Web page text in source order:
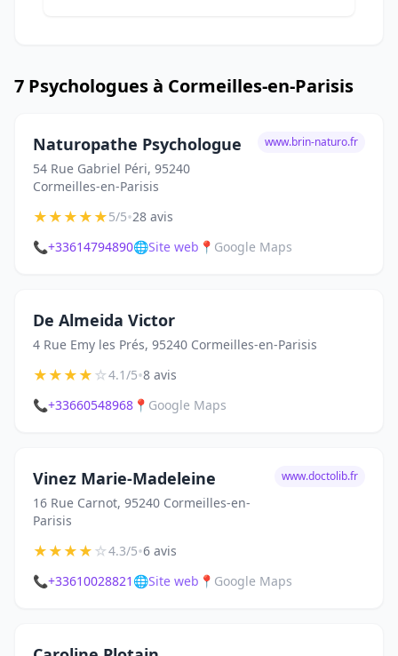
7 Psychologues à Cormeilles-en-Parisis
Naturopathe Psychologue
54 Rue Gabriel Péri, 95240
Cormeilles-en-Parisis
www.brin-naturo.fr
★★★★★5/5•28 avis
📞+33614794890🌐Site web 📍 Google Maps
De Almeida Victor
4 Rue Emy les Prés, 95240 Cormeilles-en-Parisis
★★★★☆4.1/5•8 avis
📞+33660548968 📍 Google Maps
Vinez Marie-Madeleine
16 Rue Carnot, 95240 Cormeilles-en-
Parisis
www.doctolib.fr
★★★★☆4.3/5•6 avis
📞+33610028821 🌐Site web 📍 Google Maps